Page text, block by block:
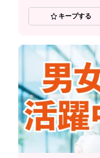
キープする